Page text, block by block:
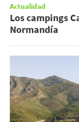
Actualidad
Los campings
Normandía